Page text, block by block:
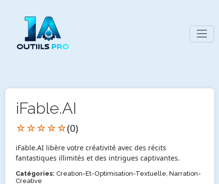
iFable.AI
☆☆☆☆☆(0)
iFable.AI libère votre créativité avec des récits
fantastiques illimités et des intrigues captivantes.
Catégories: Creation-Et-Optimisation-Textuelle, Narration-
Creative